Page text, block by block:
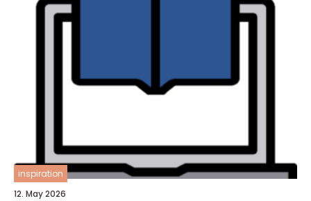
inspiration
12. May 2026